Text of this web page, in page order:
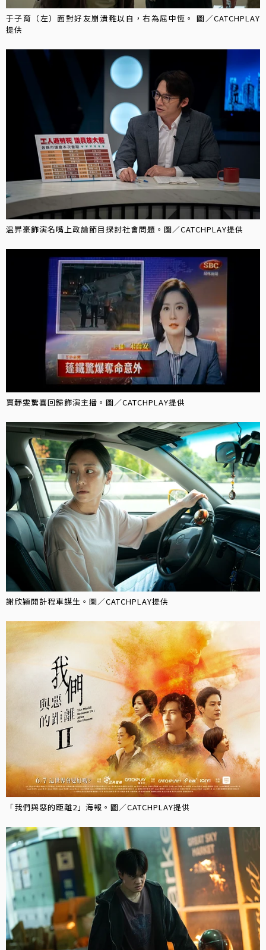
于子育（左）面對好友崩潰難以自，右為屈中恆。 圖／CATCHPLAY
提供
温昇豪飾演名嘴上政論節目探討社會問題。圖／CATCHPLAY提供
賈靜雯驚喜回歸飾演主播。圖／CATCHPLAY提供
謝欣穎開計程車謀生。圖／CATCHPLAY提供
「我們與惡的距離2」海報。圖／CATCHPLAY提供